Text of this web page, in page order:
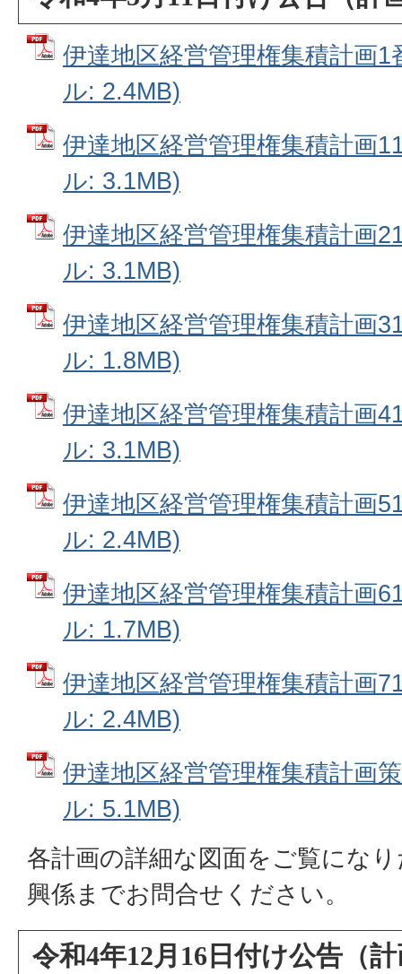
伊達地区経営管理権集積計画
ル: 2.4MB)
伊達地区経営管理権集積計画
ル: 3.1MB)
伊達地区経営管理権集積計画
ル: 3.1MB)
伊達地区経営管理権集積計画
ル: 1.8MB)
伊達地区経営管理権集積計画
ル: 3.1MB)
伊達地区経営管理権集積計画
ル: 2.4MB)
伊達地区経営管理権集積計画
ル: 1.7MB)
伊達地区経営管理権集積計画
ル: 2.4MB)
伊達地区経営管理権集積計画
ル: 5.1MB)
各計画の詳細な図面をご覧にな
興係までお問合せください。
令和4年12月16日付け公告（